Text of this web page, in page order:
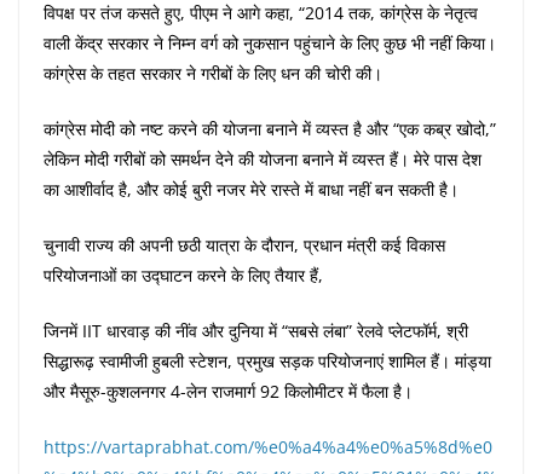
विपक्ष पर तंज कसते हुए, पीएम ने आगे कहा, “2014 तक, कांग्रेस के नेतृत्व
वाली केंद्र सरकार ने निम्न वर्ग को नुकसान पहुंचाने के लिए कुछ भी नहीं किया।
कांग्रेस के तहत सरकार ने गरीबों के लिए धन की चोरी की।
कांग्रेस मोदी को नष्ट करने की योजना बनाने में व्यस्त है और “एक कब्र खोदो,”
लेकिन मोदी गरीबों को समर्थन देने की योजना बनाने में व्यस्त हैं। मेरे पास देश
का आशीर्वाद है, और कोई बुरी नजर मेरे रास्ते में बाधा नहीं बन सकती है।
चुनावी राज्य की अपनी छठी यात्रा के दौरान, प्रधान मंत्री कई विकास
परियोजनाओं का उद्घाटन करने के लिए तैयार हैं,
जिनमें IIT धारवाड़ की नींव और दुनिया में “सबसे लंबा” रेलवे प्लेटफॉर्म, श्री
सिद्धारूढ़ स्वामीजी हुबली स्टेशन, प्रमुख सड़क परियोजनाएं शामिल हैं। मांड्या
और मैसूरु-कुशलनगर 4-लेन राजमार्ग 92 किलोमीटर में फैला है।
https://vartaprabhat.com/%e0%a4%a4%e0%a5%8d%e0